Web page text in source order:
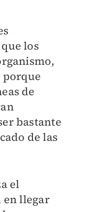
los
porque
de
bastante
de las
el
en llegar